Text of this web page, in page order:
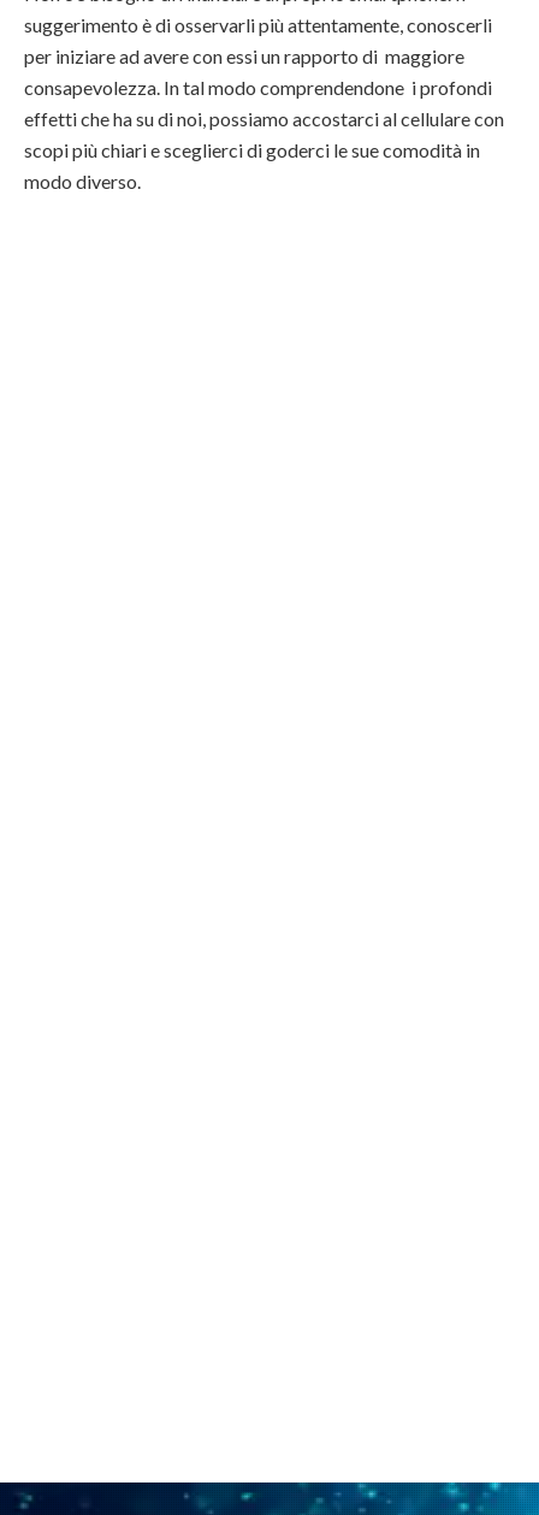
suggerimento è di osservarli più attentamente, conoscerli
per iniziare ad avere con essi un rapporto di maggiore
consapevolezza. In tal modo comprendendone i profondi
effetti che ha su di noi, possiamo accostarci al cellulare con
scopi più chiari e sceglierci di goderci le sue comodità in
modo diverso.